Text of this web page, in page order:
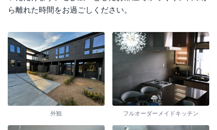
ら離れた時間をお過ごしください。
外観 フルオーダーメイドキッチン